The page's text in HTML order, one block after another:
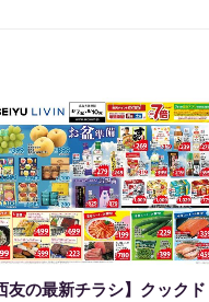
友の最新チラシ】クックド